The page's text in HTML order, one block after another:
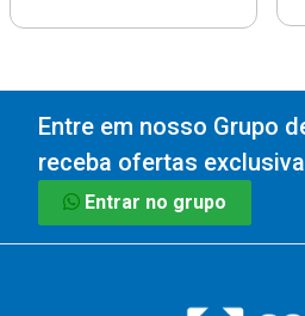
Entre em nosso Grupo
receba ofertas
Entrar no grupo